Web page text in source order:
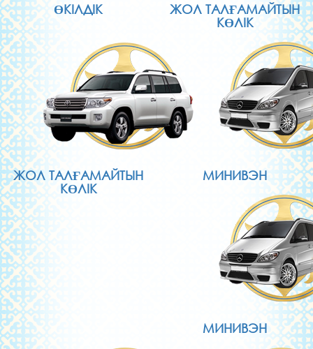
ӨКІЛДІК
ЖОЛ ТАЛҒАМАЙТЫН
КӨЛІК
ЖОЛ ТАЛҒАМАЙТЫН
КӨЛІК
МИНИВЭН
МИНИВЭН